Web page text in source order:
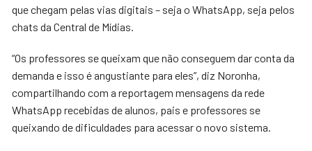
que chegam pelas vias digitais – seja o WhatsApp, seja pelos
chats da Central de Mídias.
“Os professores se queixam que não conseguem dar conta da
demanda e isso é angustiante para eles”, diz Noronha,
compartilhando com a reportagem mensagens da rede
WhatsApp recebidas de alunos, pais e professores se
queixando de dificuldades para acessar o novo sistema.